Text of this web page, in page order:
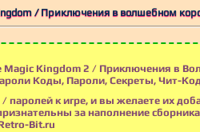
/ Приключения в волшебном
Magic Kingdom 2 / Приключения в
Коды, Пароли, Секреты, Чит-
паролей к игре, и вы желаете их
за наполнение
Bit.ru